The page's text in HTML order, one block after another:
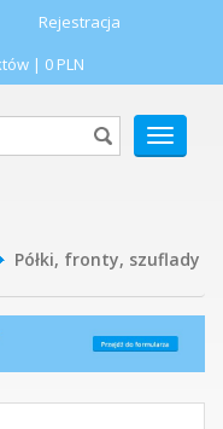
Rejestracja
| 0 PLN
POKAŻ
MENU
Półki, fronty, szuflady